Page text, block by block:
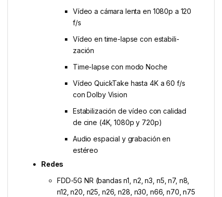
Vídeo a cámara lenta en 1080p a 120
f/s
Vídeo en time-lapse con estabili­
zación
Time-lapse con modo Noche
Vídeo QuickTake hasta 4K a 60 f/s
con Dolby Vision
Estabili­zación de vídeo con calidad
de cine (4K, 1080p y 720p)
Audio espacial y grabación en
estéreo
Redes
FDD-5G NR (bandas n1, n2, n3, n5, n7, n8,
n12, n20, n25, n26, n28, n30, n66, n70, n75